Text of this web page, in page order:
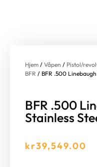
Hjem / Våpen / Pistol/
BFR / BFR .500 Linebaugh
BFR .500
Stainless
kr39,549.00